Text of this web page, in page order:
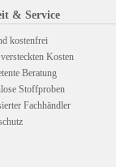
& Service
kostenfrei
Kosten
Beratung
Stoffproben
Fachhändler